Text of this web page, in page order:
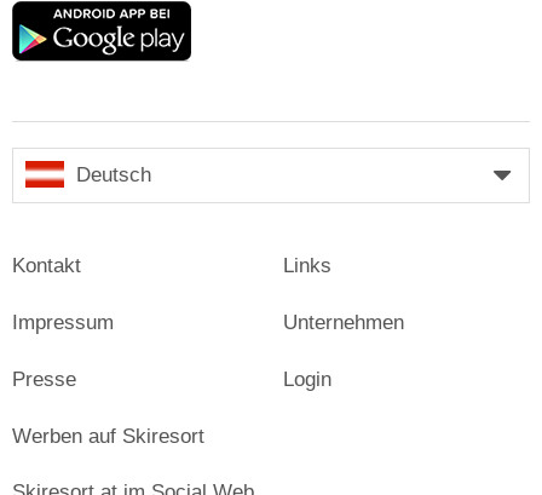
Google
Deutsch
Kontakt
Impressum
Presse
Links
Unternehmen
Login
Werben auf Skiresort